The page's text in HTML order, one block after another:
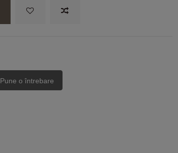
Pune o întrebare